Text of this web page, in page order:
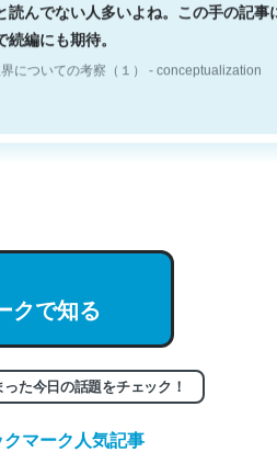
続編にも期待。
についての考察（１） - conceptualization
トークンだと英語小説100ページ
れないけど、短期記憶というには多い
う
クで知る
た今日の話題をチェック！
マーク人気記事